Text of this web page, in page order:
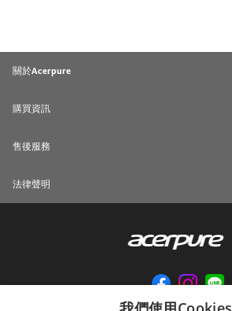
關於Acerpure
購買資訊
售後服務
法律聲明